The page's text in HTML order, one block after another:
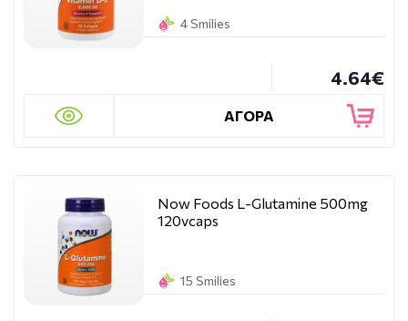
4 Smilies
4.64€
ΑΓΟΡΑ
Now Foods L-Glutamine 500mg
120vcaps
15 Smilies